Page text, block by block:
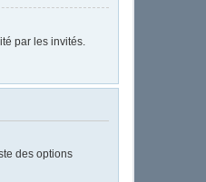
par les invités.
des options